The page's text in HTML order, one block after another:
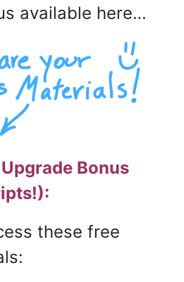
available here…
Bonus
these free